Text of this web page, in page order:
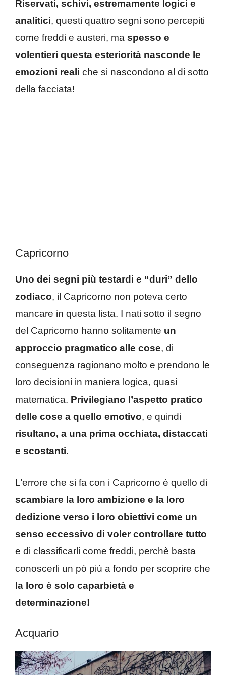
Riservati, schivi, estremamente logici e
analitici, questi quattro segni sono percepiti
come freddi e austeri, ma spesso e
volentieri questa esteriorità nasconde le
emozioni reali che si nascondono al di sotto
della facciata!
Capricorno
Uno dei segni più testardi e “duri” dello
zodiaco, il Capricorno non poteva certo
mancare in questa lista. I nati sotto il segno
del Capricorno hanno solitamente un
approccio pragmatico alle cose, di
conseguenza ragionano molto e prendono le
loro decisioni in maniera logica, quasi
matematica. Privilegiano l’aspetto pratico
delle cose a quello emotivo, e quindi
risultano, a una prima occhiata, distaccati
e scostanti.
L’errore che si fa con i Capricorno è quello di
scambiare la loro ambizione e la loro
dedizione verso i loro obiettivi come un
senso eccessivo di voler controllare tutto
e di classificarli come freddi, perchè basta
conoscerli un pò più a fondo per scoprire che
la loro è solo caparbietà e
determinazione!
Acquario